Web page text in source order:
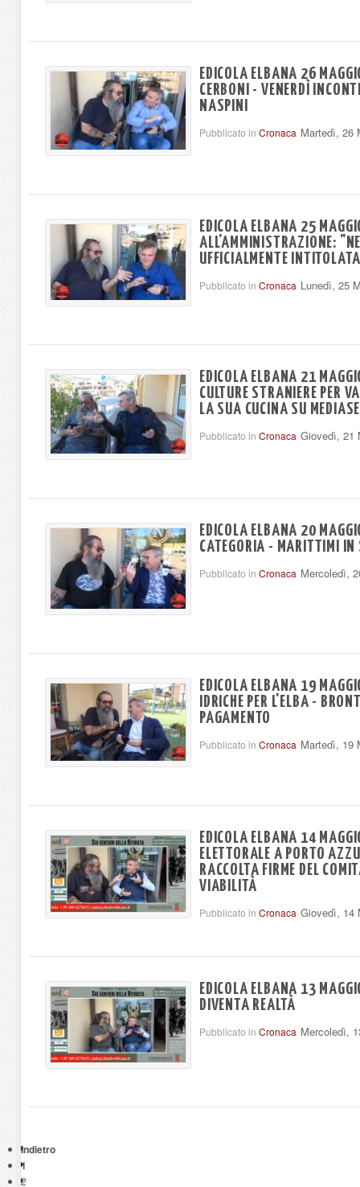
EDICOLA ELBANA 26
CERBONI - VENERDÌ
NASPINI
Pubblicato in Cronaca Martedì, 26
EDICOLA ELBANA 25
ALL'AMMINISTRAZIONE:
UFFICIALMENTE
Pubblicato in Cronaca Lunedì, 25
EDICOLA ELBANA 21
CULTURE STRANIERE PER
LA SUA CUCINA SU
Pubblicato in Cronaca Giovedì, 21
EDICOLA ELBANA 20
CATEGORIA - MARITTIMI
Pubblicato in Cronaca Mercoledì,
EDICOLA ELBANA 19
IDRICHE PER L'ELBA -
PAGAMENTO
Pubblicato in Cronaca Martedì, 19
EDICOLA ELBANA 14
ELETTORALE A PORTO
RACCOLTA FIRME DEL
VIABILITÀ
Pubblicato in Cronaca Giovedì, 14
EDICOLA ELBANA 13
DIVENTA REALTÀ
Pubblicato in Cronaca Mercoledì,
Indietro
1
2